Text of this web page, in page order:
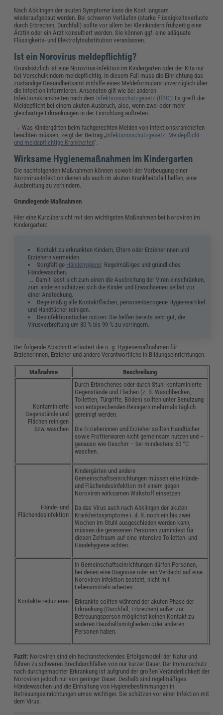
Nach Abklingen der akuten Symptome kann die Kost langsam
wiederaufgebaut werden. Bei schweren Verläufen (starke Flüssigkeitsverluste
durch Erbrechen, Durchfall) sollte vor allem bei Kleinkindern frühzeitig eine
Ärztin oder ein Arzt konsultiert werden. Sie können ggf. eine adäquate
Flüssigkeits- und Elektrolytsubstitution veranlassen.
Ist ein Norovirus meldepflichtig?
Grundsätzlich ist eine Norovirus-Infektion im Kindergarten oder der Kita nur
bei Vorschulkindern meldepflichtig. In diesem Fall muss die Einrichtung das
zuständige Gesundheitsamt mithilfe eines Meldeformulars unverzüglich über
die Infektion informieren. Ansonsten gilt wie bei anderen
Infektionskrankheiten nach dem Infektionsschutzgesetz (IfSG): Es greift die
Meldepflicht bei einem akuten Ausbruch, also, wenn zwei oder mehr
gleichartige Erkrankungen in der Einrichtung auftreten.
→ Was Kindergärten beim fachgerechten Melden von Infektionskrankheiten
beachten müssen, zeigt der Beitrag „Infektionsschutzgesetz: Meldepflicht
und meldepflichtige Krankheiten“.
Wirksame Hygienemaßnahmen im Kindergarten
Die nachfolgenden Maßnahmen können sowohl der Vorbeugung einer
Norovirus-Infektion dienen als auch im akuten Krankheitsfall helfen, eine
Ausbreitung zu verhindern.
Grundlegende Maßnahmen
Hier eine Kurzübersicht mit den wichtigsten Maßnahmen bei Noroviren im
Kindergarten:
Kontakt zu erkrankten Kindern, Eltern oder Erzieherinnen und
Erziehern vermeiden.
Sorgfältige Händehygiene: Regelmäßiges und gründliches
Händewaschen.
→ Damit lässt sich zum einen die Ausbreitung der Viren einschränken,
zum anderen schützen sich die Kinder und Erwachsenen selbst vor
einer Ansteckung.
Regelmäßig alle Kontaktflächen, personenbezogene Hygieneartikel
und Handtücher reinigen.
Desinfektionstücher nutzen: Sie helfen bereits sehr gut, die
Virusverbreitung um 80 % bis 99 % zu verringern.
Der folgende Abschnitt erläutert die o. g. Hygienemaßnahmen für
Erzieherinnen, Erzieher und andere Verantwortliche in Bildungseinrichtungen.
Maßnahme Beschreibung
Kontaminierte
Gegenstände und
Flächen reinigen
bzw. waschen
Durch Erbrochenes oder durch Stuhl kontaminierte
Gegenstände und Flächen (z. B. Waschbecken,
Toiletten, Türgriffe, Böden) sollten unter Benutzung
von entsprechenden Reinigern mehrmals täglich
gereinigt werden.
Die Erzieherinnen und Erzieher sollten Handtücher
sowie Frottierwaren nicht gemeinsam nutzen und –
genauso wie Geschirr – bei mindestens 60 °C
waschen.
Hände- und
Flächendesinfektion
Kindergärten und andere
Gemeinschaftseinrichtungen müssen eine Hände-
und Flächendesinfektion mit einem gegen
Noroviren wirksamen Wirkstoff einsetzen.
Da das Virus auch nach Abklingen der akuten
Krankheitssymptome i. d. R. noch ein bis zwei
Wochen im Stuhl ausgeschieden werden kann,
müssen die genesenen Personen zumindest für
diesen Zeitraum auf eine intensive Toiletten- und
Händehygiene achten.
Kontakte reduzieren
In Gemeinschaftseinrichtungen dürfen Personen,
bei denen eine Diagnose oder ein Verdacht auf eine
Noroviren-Infektion besteht, nicht mit
Lebensmitteln arbeiten.
Erkrankte sollten während der akuten Phase der
Erkrankung (Durchfall, Erbrechen) außer zur
Betreuungsperson möglichst keinen Kontakt zu
anderen Haushaltsmitgliedern oder anderen
Personen haben.
Fazit: Noroviren sind ein hochansteckendes Erfolgsmodell der Natur und
führen zu schweren Brechdurchfällen von nur kurzer Dauer. Der Immunschutz
nach durchgemachter Erkrankung ist aufgrund der großen Veränderlichkeit der
Noroviren jedoch nur von geringer Dauer. Deshalb sind regelmäßiges
Händewaschen und die Einhaltung von Hygienebestimmungen in
Betreuungseinrichtungen umso wichtiger. Sie schützen vor einer Infektion mit
dem Virus.